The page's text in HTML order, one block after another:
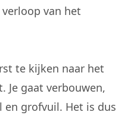
van het
te kijken naar het
Je gaat verbouwen,
en grofvuil. Het is dus